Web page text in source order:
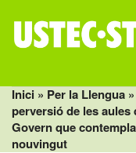
content
Inici » Per la Llengua
perversió de les aules
Govern que
nouvingut